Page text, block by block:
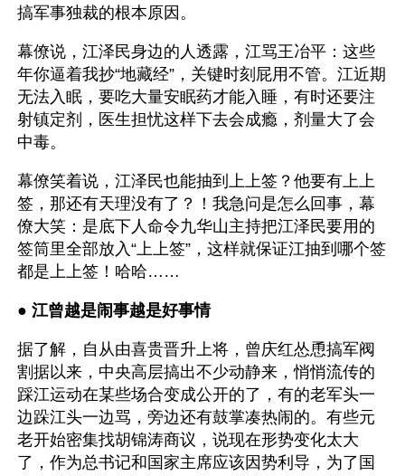
搞军事独裁的根本原因。
幕僚说，江泽民身边的人透露，江骂王冶平：这些
年你逼着我抄“地藏经”，关键时刻屁用不管。江近期
无法入眠，要吃大量安眠药才能入睡，有时还要注
射镇定剂，医生担忧这样下去会成瘾，剂量大了会
中毒。
幕僚笑着说，江泽民也能抽到上上签？他要有上上
签，那还有天理没有了？！我急问是怎么回事，幕
僚大笑：是底下人命令九华山主持把江泽民要用的
签筒里全部放入“上上签”，这样就保证江抽到哪个签
都是上上签！哈哈……
● 江曾越是闹事越是好事情
据了解，自从由喜贵晋升上将，曾庆红怂恿搞军阀
割据以来，中央高层搞出不少动静来，悄悄流传的
踩江运动在某些场合变成公开的了，有的老军头一
边跺江头一边骂，旁边还有鼓掌凑热闹的。有些元
老开始密集找胡锦涛商议，说现在形势变化太大
了，作为总书记和国家主席应该因势利导，为了国